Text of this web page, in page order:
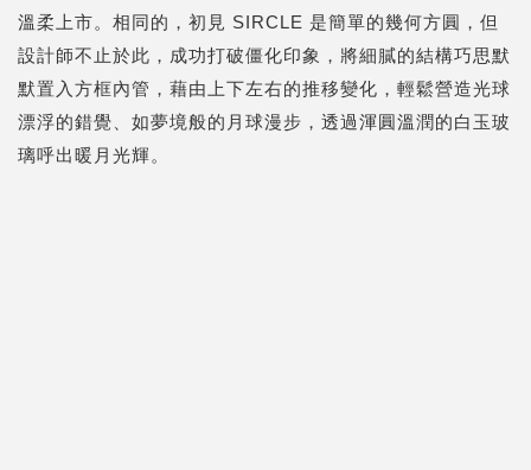
溫柔上市。相同的，初見 SIRCLE 是簡單的幾何方圓，但
設計師不止於此，成功打破僵化印象，將細膩的結構巧思默
默置入方框內管，藉由上下左右的推移變化，輕鬆營造光球
漂浮的錯覺、如夢境般的月球漫步，透過渾圓溫潤的白玉玻
璃呼出暖月光輝。